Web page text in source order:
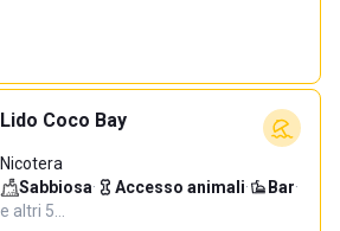
Lido Coco Bay
Nicotera
Sabbiosa· Accesso animali· Bar·
e altri 5…